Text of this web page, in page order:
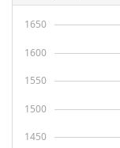
1450
1500
1550
1600
1650